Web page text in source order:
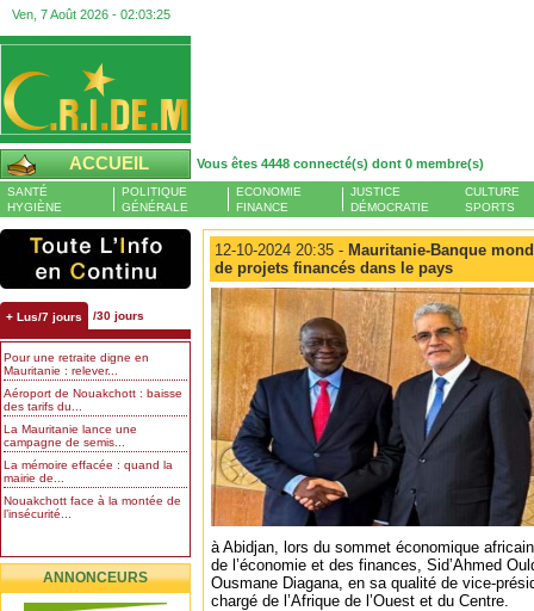
Ven, 7 Août 2026 - 02:03:26
ACCUEIL Vous êtes 4448 connecté(s) dont 0 membre(s)
SANTÉ
HYGIÈNE
POLITIQUE
GÉNÉRALE
ECONOMIE
FINANCE
JUSTICE
DÉMOCRATIE
CULTURE
SPORTS
+ Lus/7 jours /30 jours
Pour une retraite digne en
Mauritanie : relever...
Aéroport de Nouakchott : baisse
des tarifs du...
La Mauritanie lance une
campagne de semis...
La mémoire effacée : quand la
mairie de...
Nouakchott face à la montée de
l’insécurité...
ANNONCEURS
12-10-2024 20:35 - Mauritanie-Banque
de projets financés dans le pays
à Abidjan, lors du sommet économique
de l’économie et des finances, Sid’Ahmed
Ousmane Diagana, en sa qualité de vice-
chargé de l’Afrique de l’Ouest et du Centre.